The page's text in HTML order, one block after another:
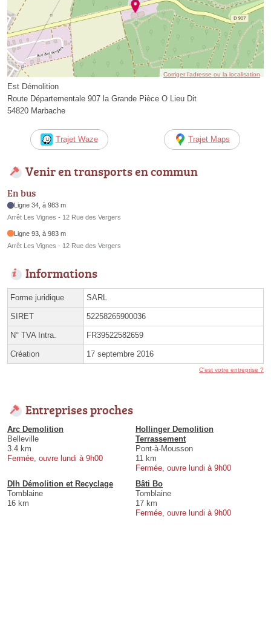
Corriger l’adresse ou la localisation
Est Démolition
Route Départementale 907 la Grande Pièce O Lieu Dit
54820 Marbache
Trajet Waze Trajet Maps
Venir en transports en commun
En bus
Ligne 34, à 983 m
Arrêt Les Vignes - 12 Rue des Vergers
Ligne 93, à 983 m
Arrêt Les Vignes - 12 Rue des Vergers
Informations
Forme juridique SARL
SIRET 52258265900036
N° TVA Intra. FR39522582659
Création 17 septembre 2016
C'est votre entreprise ?
Entreprises proches
Arc Demolition
Belleville
3.4 km
Fermée, ouvre lundi à 9h00
Hollinger Demolition
Terrassement
Pont-à-Mousson
11 km
Fermée, ouvre lundi à 9h00
Dlh Démolition et Recyclage
Tomblaine
16 km
Bâti Bo
Tomblaine
17 km
Fermée, ouvre lundi à 9h00